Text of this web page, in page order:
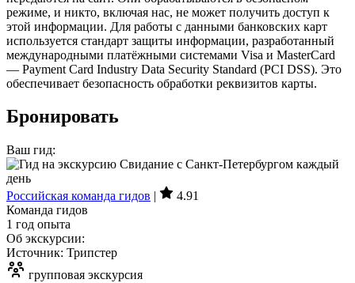
режиме, и никто, включая нас, не может получить доступ к
этой информации. Для работы с данными банковских карт
используется стандарт защиты информации, разработанный
международными платёжными системами Visa и MasterCard
— Payment Card Industry Data Security Standard (PCI DSS). Это
обеспечивает безопасность обработки реквизитов карты.
Бронировать
Ваш гид:
Российская команда гидов |
4.91
Команда гидов
1 год опыта
Об экскурсии:
Источник: Трипстер
групповая экскурсия